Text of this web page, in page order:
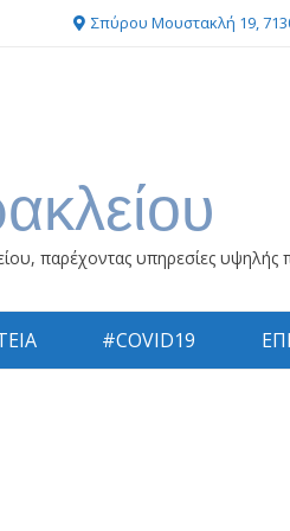
Σπύρου Μουστακλή 19,
παρέχοντας υπηρεσίες υψηλής
#COVID19